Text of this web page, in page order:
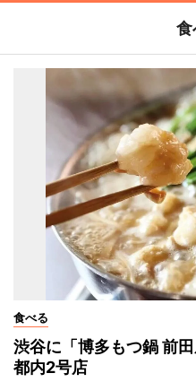
食
食べる
渋谷に「博多もつ鍋 前
都内2号店